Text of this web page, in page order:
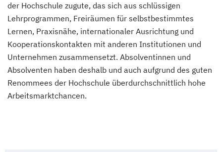
der Hochschule zugute, das sich aus schlüssigen
Lehrprogrammen, Freiräumen für selbstbestimmtes
Lernen, Praxisnähe, internationaler Ausrichtung und
Kooperationskontakten mit anderen Institutionen und
Unternehmen zusammensetzt. Absolventinnen und
Absolventen haben deshalb und auch aufgrund des guten
Renommees der Hochschule überdurchschnittlich hohe
Arbeitsmarktchancen.